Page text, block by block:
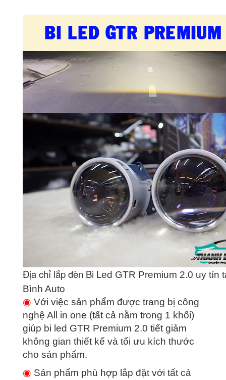
Địa chỉ lắp đèn Bi Led GTR Premium 2.0 uy tín
Bình Auto
◉ Với việc sản phẩm được trang bị công
nghệ All in one (tất cả nằm trong 1 khối)
giúp bi led GTR Premium 2.0 tiết giảm
không gian thiết kế và tối ưu kích thước
cho sản phẩm.
◉ Sản phẩm phù hợp lắp đặt với tất cả